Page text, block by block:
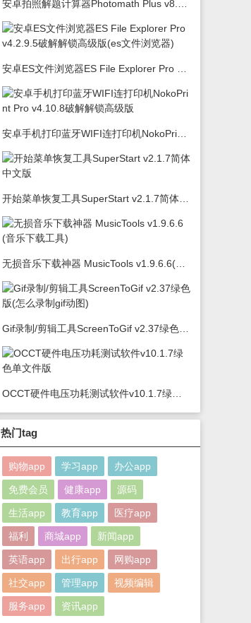
热门tag
购物app 学习app 办公app
免费会员 健康app 源码
生活app 教育app 医疗app
福利 商城app 新闻app
英语app 出行app 网购app
社交app 管理app 视频编辑
服务app 资讯app